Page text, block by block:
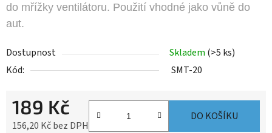
do mřížky ventilátoru. Použití vhodné jako vůně do
aut.
Dostupnost Skladem (>5 ks)
Kód:
SMT-20
189 Kč
156,20 Kč bez DPH
DO KOŠÍKU